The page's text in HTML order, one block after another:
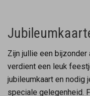
Zijn jullie een bijzonder
verdient een leuk
jubileumkaart en nodig
speciale gelegenheid.